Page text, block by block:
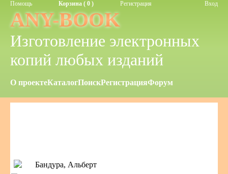
Помощь Корзина ( 0 ) Регистрация Вход
ANY-BOOK
Изготовление электронных
копий любых изданий
О проектеКаталогПоискРегистрацияФорум
Бандура, Альберт